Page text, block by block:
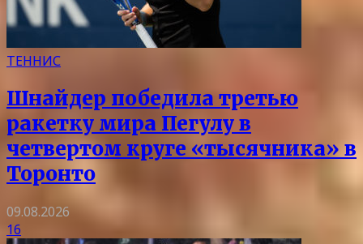
ТЕННИС
Шнайдер победила третью
ракетку мира Пегулу в
четвертом круге «тысячника» в
Торонто
09.08.2026
16